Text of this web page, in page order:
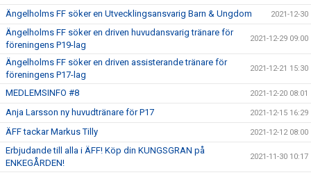
Ängelholms FF söker en Utvecklingsansvarig Barn & Ungdom 2021-12-30
Ängelholms FF söker en driven huvudansvarig tränare för
föreningens P19-lag
2021-12-29 09:00
Ängelholms FF söker en driven assisterande tränare för
föreningens P17-lag
2021-12-21 15:30
MEDLEMSINFO #8 2021-12-20 08:01
Anja Larsson ny huvudtränare för P17 2021-12-15 16:29
ÄFF tackar Markus Tilly 2021-12-12 08:00
Erbjudande till alla i ÄFF! Köp din KUNGSGRAN på
ENKEGÅRDEN!
2021-11-30 10:17